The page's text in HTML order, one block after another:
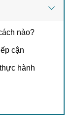
nào?
cận
hành